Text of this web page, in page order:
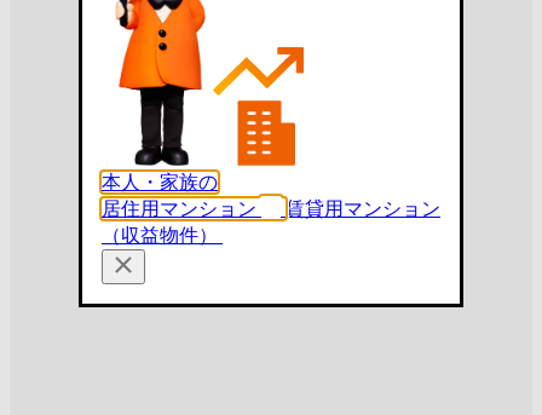
本人・家族の
居住用マンション
賃貸用マンション
（収益物件）